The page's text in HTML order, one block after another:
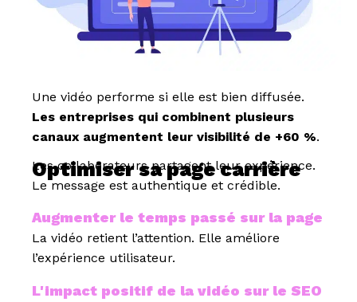
Une vidéo performe si elle est bien diffusée.
Les entreprises qui combinent plusieurs
canaux augmentent leur visibilité de +60 %.
Optimiser sa page carrière
Les collaborateurs partagent leur expérience.
Le message est authentique et crédible.
Augmenter le temps passé sur la page
La vidéo retient l’attention. Elle améliore
l’expérience utilisateur.
L'impact positif de la vidéo sur le SEO